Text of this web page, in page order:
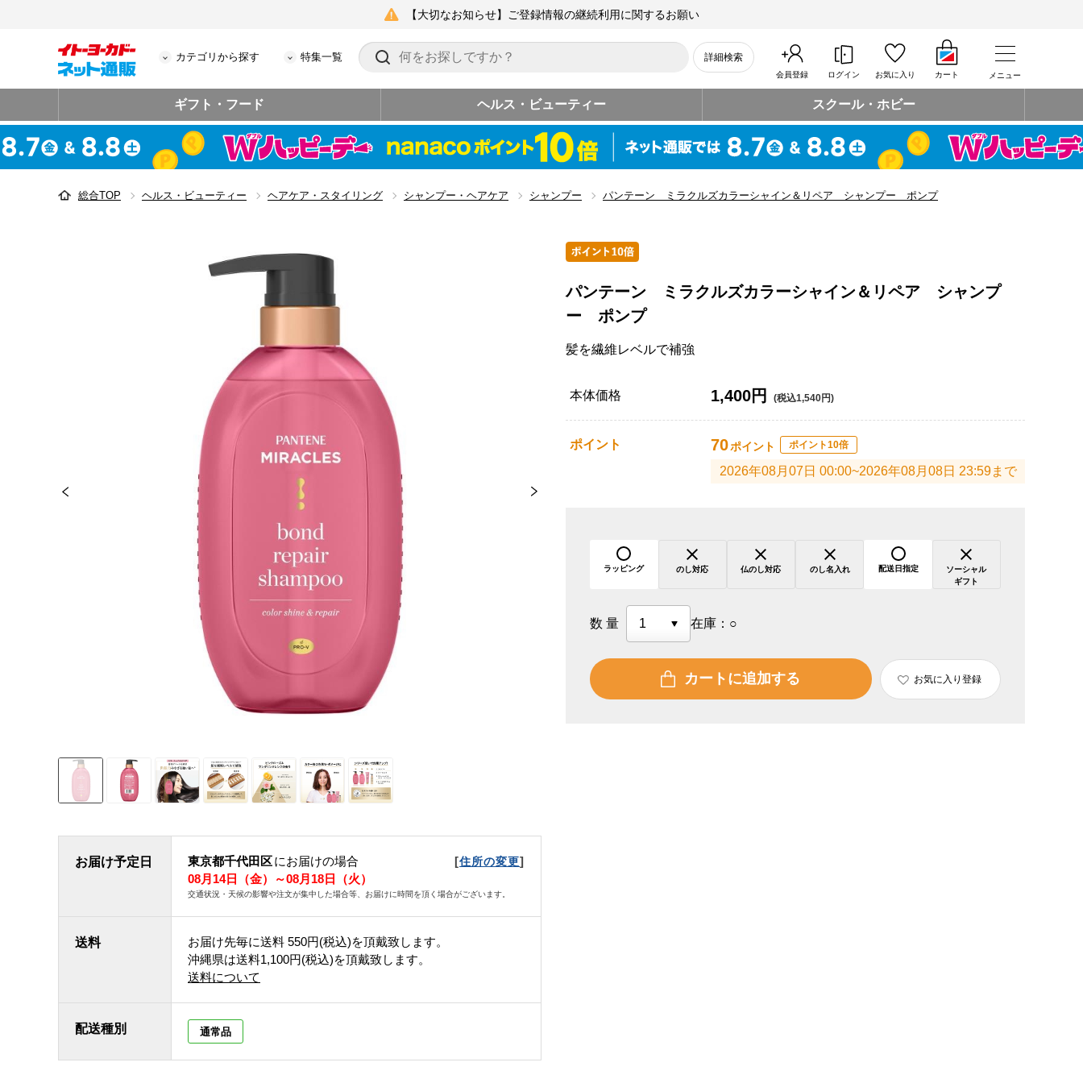
【大切なお知らせ】ご登録情報の継続利用に関するお願い
カテゴリから探す 特集一覧 詳細検索
会員登録 ログイン お気に入り カート メニュー
ギフト・フード ヘルス・ビューティー スクール・ホビー
総合TOP ヘルス・ビューティー ヘアケア・スタイリング シャンプー・ヘアケア シャンプー パンテーン ミラクルズカラーシャイン＆リペア シャンプー ポンプ
お届け予定日 東京都千代田区にお届けの場合 [住所の変更]
08月14日（金）～08月18日（火）
交通状況・天候の影響や注文が集中した場合等、お届けに時間を頂く場合がございます。
送料 お届け先毎に送料 550円(税込)を頂戴致します。
沖縄県は送料1,100円(税込)を頂戴致します。
送料について
配送種別 通常品
パンテーン ミラクルズカラーシャイン＆リペア シャンプ
ー ポンプ
髪を繊維レベルで補強
本体価格 1,400円 (税込1,540円)
ポイント 70ポイント ポイント10倍
2026年08月07日 00:00~2026年08月08日 23:59まで
ラッピング のし対応 仏のし対応 のし名入れ 配送日指定
ソーシャル
ギフト
数量 在庫： ○
カートに追加する お気に入り登録